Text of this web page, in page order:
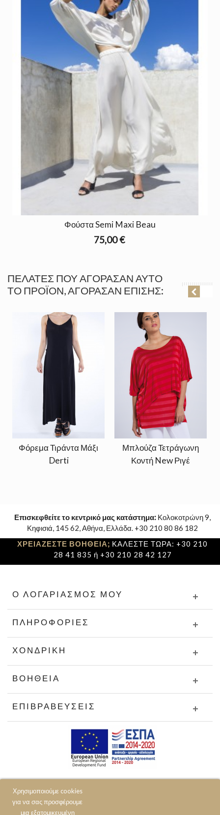
Χρησιμοποιούμε cookies
για να σας προσφέρουμε
μια εξατομικευμένη
Φούστα Semi Maxi Beau
75,00 €
ΠΕΛΆΤΕΣ ΠΟΥ ΑΓΌΡΑΣΑΝ ΑΥΤΌ
ΤΟ ΠΡΟΪΌΝ, ΑΓΌΡΑΣΑΝ ΕΠΊΣΗΣ:
Φόρεμα Τιράντα Μάξι
Derti
Μπλούζα Τετράγωνη
Κοντή New Ριγέ
Επισκεφθείτε το κεντρικό μας κατάστημα: Κολοκοτρώνη 9,
Κηφισιά, 145 62, Αθήνα, Ελλάδα. +30 210 80 86 182
ΧΡΕΙΑΖΕΣΤΕ ΒΟΗΘΕΙΑ; ΚΑΛΕΣΤΕ ΤΩΡΑ: +30 210
28 41 835 ή +30 210 28 42 127
Ο ΛΟΓΑΡΙΑΣΜΌΣ ΜΟΥ
ΠΛΗΡΟΦΟΡΊΕΣ
ΧΟΝΔΡΙΚΉ
ΒΟΉΘΕΙΑ
ΕΠΙΒΡΑΒΕΎΣΕΙΣ